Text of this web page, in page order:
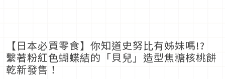
【日本必買零食】你知道史努比有姊妹嗎!?
繫著粉紅色蝴蝶結的「貝兒」造型焦糖核桃餅
乾新發售！